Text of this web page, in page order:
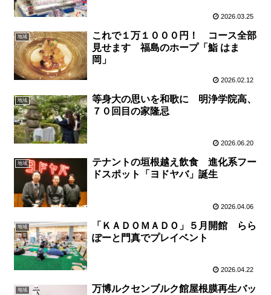
2026.03.25
地域
これで１万１０００円！ コース全部
見せます 福島のホープ「鮨 はま
岡」
2026.02.12
地域
等身大の思いを和歌に 明浄学院高、
７０回目の家隆忌
2026.06.20
地域
テナントの垣根越え飲食 進化系フー
ドスポット「ヨドヤバ」誕生
2026.04.06
地域
「ＫＡＤＯＭＡＤＯ」５月開館 らら
ぽーと門真でプレイベント
2026.04.22
地域
万博ルクセンブルク館屋根膜再生バッ